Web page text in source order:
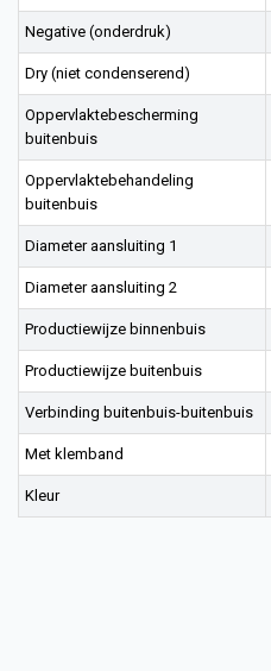
Negative (onderdruk)
Dry (niet condenserend)
Oppervlaktebescherming
buitenbuis
Oppervlaktebehandeling
buitenbuis
Diameter aansluiting 1
Diameter aansluiting 2
Productiewijze binnenbuis
Productiewijze buitenbuis
Verbinding buitenbuis-buitenbuis
Met klemband
Kleur